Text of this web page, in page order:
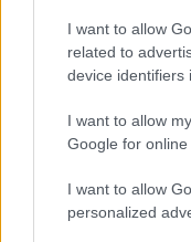
I want to allow
related to
device identifiers
I want to allow
Google for
I want to allow
personalized
Sok temetőben
nincs mécses, és
Pedig néha egy rövid
is sokat jelenthet. Ez
tartalma van. Arra
hogy nyomot hagyjon